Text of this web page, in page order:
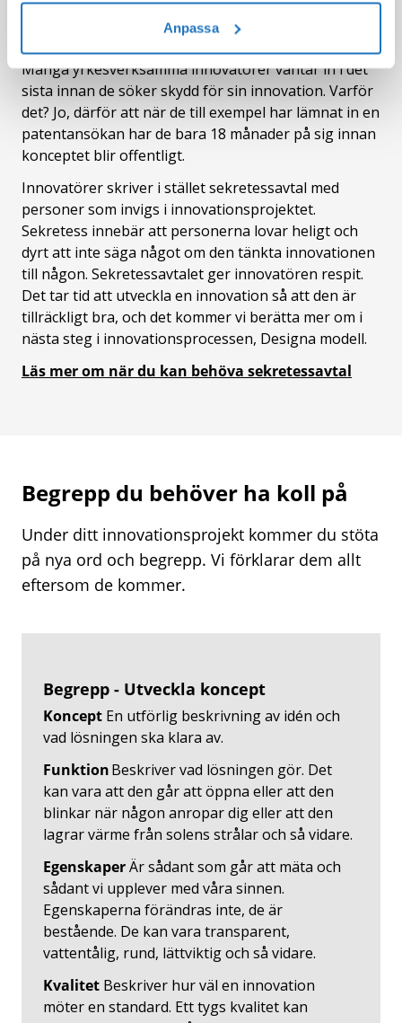
tidigare och accepterat användningen av cookies kan du
alltid ta bort dessa genom att navigera till
sekretessinställningarna i din webbläsare.
Anpassa
Så här kan en innovatörs strategi för att
skydda sina innovationer se ut
Många yrkesverksamma innovatörer väntar in i det
sista innan de söker skydd för sin innovation. Varför
det? Jo, därför att när de till exempel har lämnat in en
patentansökan har de bara 18 månader på sig innan
konceptet blir offentligt.
Innovatörer skriver i stället sekretessavtal med
personer som invigs i innovationsprojektet.
Sekretess innebär att personerna lovar heligt och
dyrt att inte säga något om den tänkta innovationen
till någon. Sekretessavtalet ger innovatören respit.
Det tar tid att utveckla en innovation så att den är
tillräckligt bra, och det kommer vi berätta mer om i
nästa steg i innovationsprocessen, Designa modell.
Läs mer om när du kan behöva sekretessavtal
Begrepp du behöver ha koll på
Under ditt innovationsprojekt kommer du stöta
på nya ord och begrepp. Vi förklarar dem allt
eftersom de kommer.
Begrepp - Utveckla koncept
Koncept En utförlig beskrivning av idén och
vad lösningen ska klara av.
FunktionBeskriver vad lösningen gör. Det
kan vara att den går att öppna eller att den
blinkar när någon anropar dig eller att den
lagrar värme från solens strålar och så vidare.
EgenskaperÄr sådant som går att mäta och
sådant vi upplever med våra sinnen.
Egenskaperna förändras inte, de är
bestående. De kan vara transparent,
vattentålig, rund, lättviktig och så vidare.
Kvalitet Beskriver hur väl en innovation
möter en standard. Ett tygs kvalitet kan